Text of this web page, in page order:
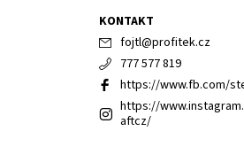
KONTAKT
fojtl@profitek.cz
777 577 819
https://www.fb.com/
https://
aftcz/